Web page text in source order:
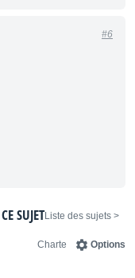
#6
< Liste des sujets
SUJET
Options
Charte